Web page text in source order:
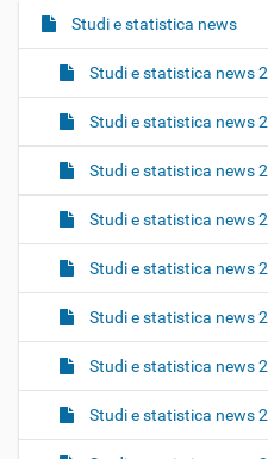
N
g
i
n
Studi e statistica news
Studi e statistica news
Studi e statistica news
Studi e statistica news
Studi e statistica news
Studi e statistica news
Studi e statistica news
Studi e statistica news
Studi e statistica news